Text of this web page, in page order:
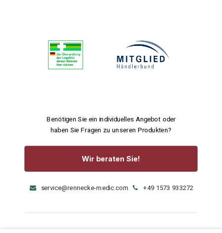
Benötigen Sie ein individuelles Angebot oder
haben Sie Fragen zu unseren Produkten?
Wir beraten Sie!
service@rennecke-medic.com +49 1573 933272